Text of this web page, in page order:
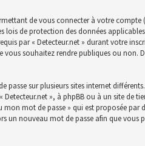
de vous connecter à votre compte
lois de protection des données
par « Detecteur.net » durant votre
souhaitez rendre publiques ou non.
passe sur plusieurs sites internet
», à phpBB ou à un site de
mot de passe » qui est proposée par
un nouveau mot de passe afin que vous